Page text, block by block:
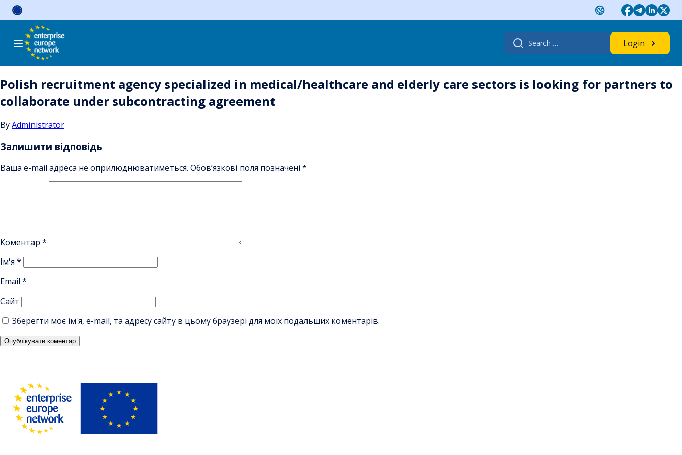
Skip
Search
for:
Login
Polish recruitment agency specialized in medical/healthcare and elderly care sectors is looking for partners to
collaborate under subcontracting agreement
ByAdministrator
Залишити відповідь
Ваша e-mail адреса не оприлюднюватиметься. Обов’язкові поля позначені *
Коментар *
Ім'я *
Email *
Сайт
Зберегти моє ім'я, e-mail, та адресу сайту в цьому браузері для моїх подальших коментарів.